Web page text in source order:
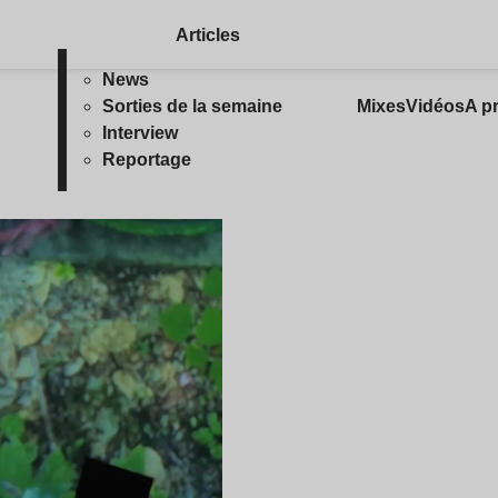
Articles
News
Sorties de la semaine
Interview
Reportage
MixesVidéosA